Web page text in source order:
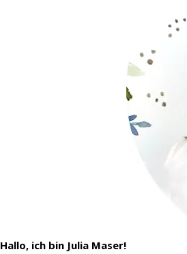
Hallo, ich bin Julia Maser!